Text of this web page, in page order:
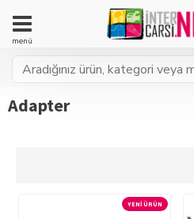
Adapter
YENI ÜRÜN